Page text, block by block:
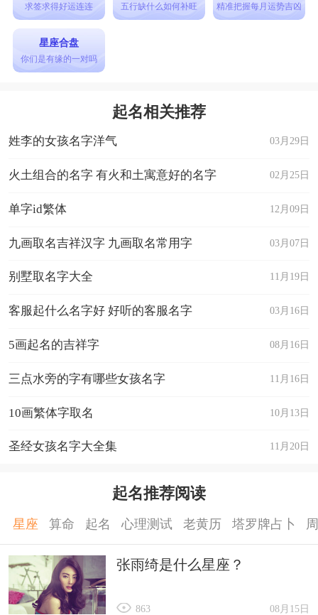
求签求得好运连连 五行缺什么如何补旺 精准把握每月运势吉凶
星座合盘
你们是有缘的一对吗
起名相关推荐
03月29日
姓李的女孩名字洋气
02月25日
火土组合的名字 有火和土寓意好的名字
12月09日
单字id繁体
03月07日
九画取名吉祥汉字 九画取名常用字
11月19日
别墅取名字大全
03月16日
客服起什么名字好 好听的客服名字
08月16日
5画起名的吉祥字
11月16日
三点水旁的字有哪些女孩名字
10月13日
10画繁体字取名
11月20日
圣经女孩名字大全集
起名推荐阅读
星座 算命 起名 心理测试 老黄历 塔罗牌占卜
张雨绮是什么星座？
08月15日
863